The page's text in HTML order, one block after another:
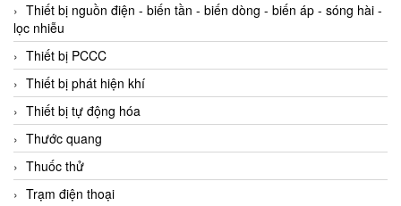
Thiết bị nguồn điện - biến tần - biến dòng - biến áp - sóng hài -
lọc nhiễu
Thiết bị PCCC
Thiết bị phát hiện khí
Thiết bị tự động hóa
Thước quang
Thuốc thử
Trạm điện thoại